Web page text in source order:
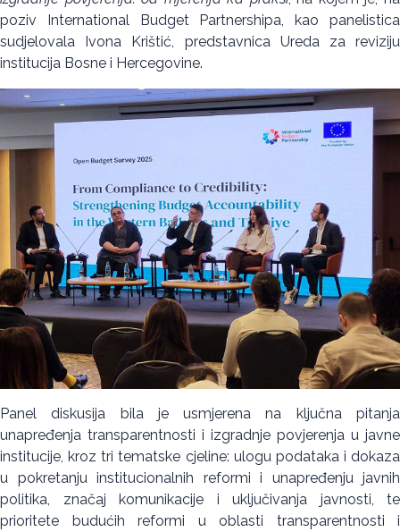
poziv International Budget Partnershipa, kao panelistica
sudjelovala Ivona Krištić, predstavnica Ureda za reviziju
institucija Bosne i Hercegovine.
Panel diskusija bila je usmjerena na ključna pitanja
unapređenja transparentnosti i izgradnje povjerenja u javne
institucije, kroz tri tematske cjeline: ulogu podataka i dokaza
u pokretanju institucionalnih reformi i unapređenju javnih
politika, značaj komunikacije i uključivanja javnosti, te
prioritete budućih reformi u oblasti transparentnosti i